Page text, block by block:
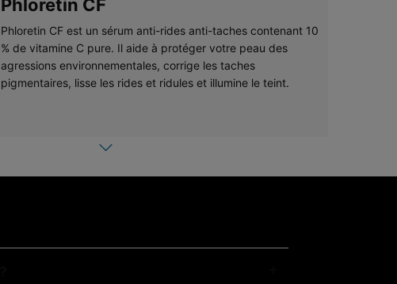
Phloretin CF
Phloretin CF est un sérum anti-rides anti-taches contenant 10
% de vitamine C pure. Il aide à protéger votre peau des
agressions environnementales, corrige les taches
pigmentaires, lisse les rides et ridules et illumine le teint.